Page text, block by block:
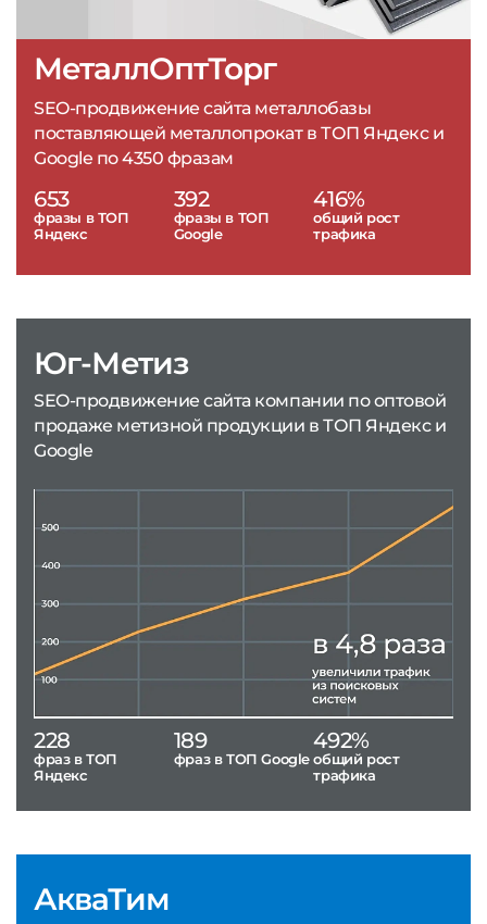
МеталлОптТорг
SEO-продвижение сайта металлобазы
поставляющей металлопрокат в ТОП Яндекс и
Google по 4350 фразам
653
фразы в ТОП
Яндекс
392
фразы в ТОП
Google
416%
общий рост
трафика
АкваТим
Юг-Метиз
SEO-продвижение сайта компании по оптовой
продаже метизной продукции в ТОП Яндекс и
Google
228
фраз в ТОП
Яндекс
189
фраз в ТОП Google
492%
общий рост
трафика